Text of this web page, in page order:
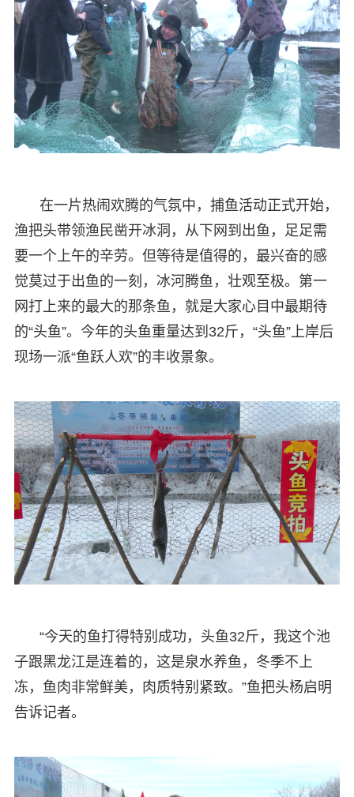
在一片热闹欢腾的气氛中，捕鱼活动正式开始，
渔把头带领渔民凿开冰洞，从下网到出鱼，足足需
要一个上午的辛劳。但等待是值得的，最兴奋的感
觉莫过于出鱼的一刻，冰河腾鱼，壮观至极。第一
网打上来的最大的那条鱼，就是大家心目中最期待
的“头鱼”。今年的头鱼重量达到32斤，“头鱼”上岸后
现场一派“鱼跃人欢”的丰收景象。
“今天的鱼打得特别成功，头鱼32斤，我这个池
子跟黑龙江是连着的，这是泉水养鱼，冬季不上
冻，鱼肉非常鲜美，肉质特别紧致。”鱼把头杨启明
告诉记者。